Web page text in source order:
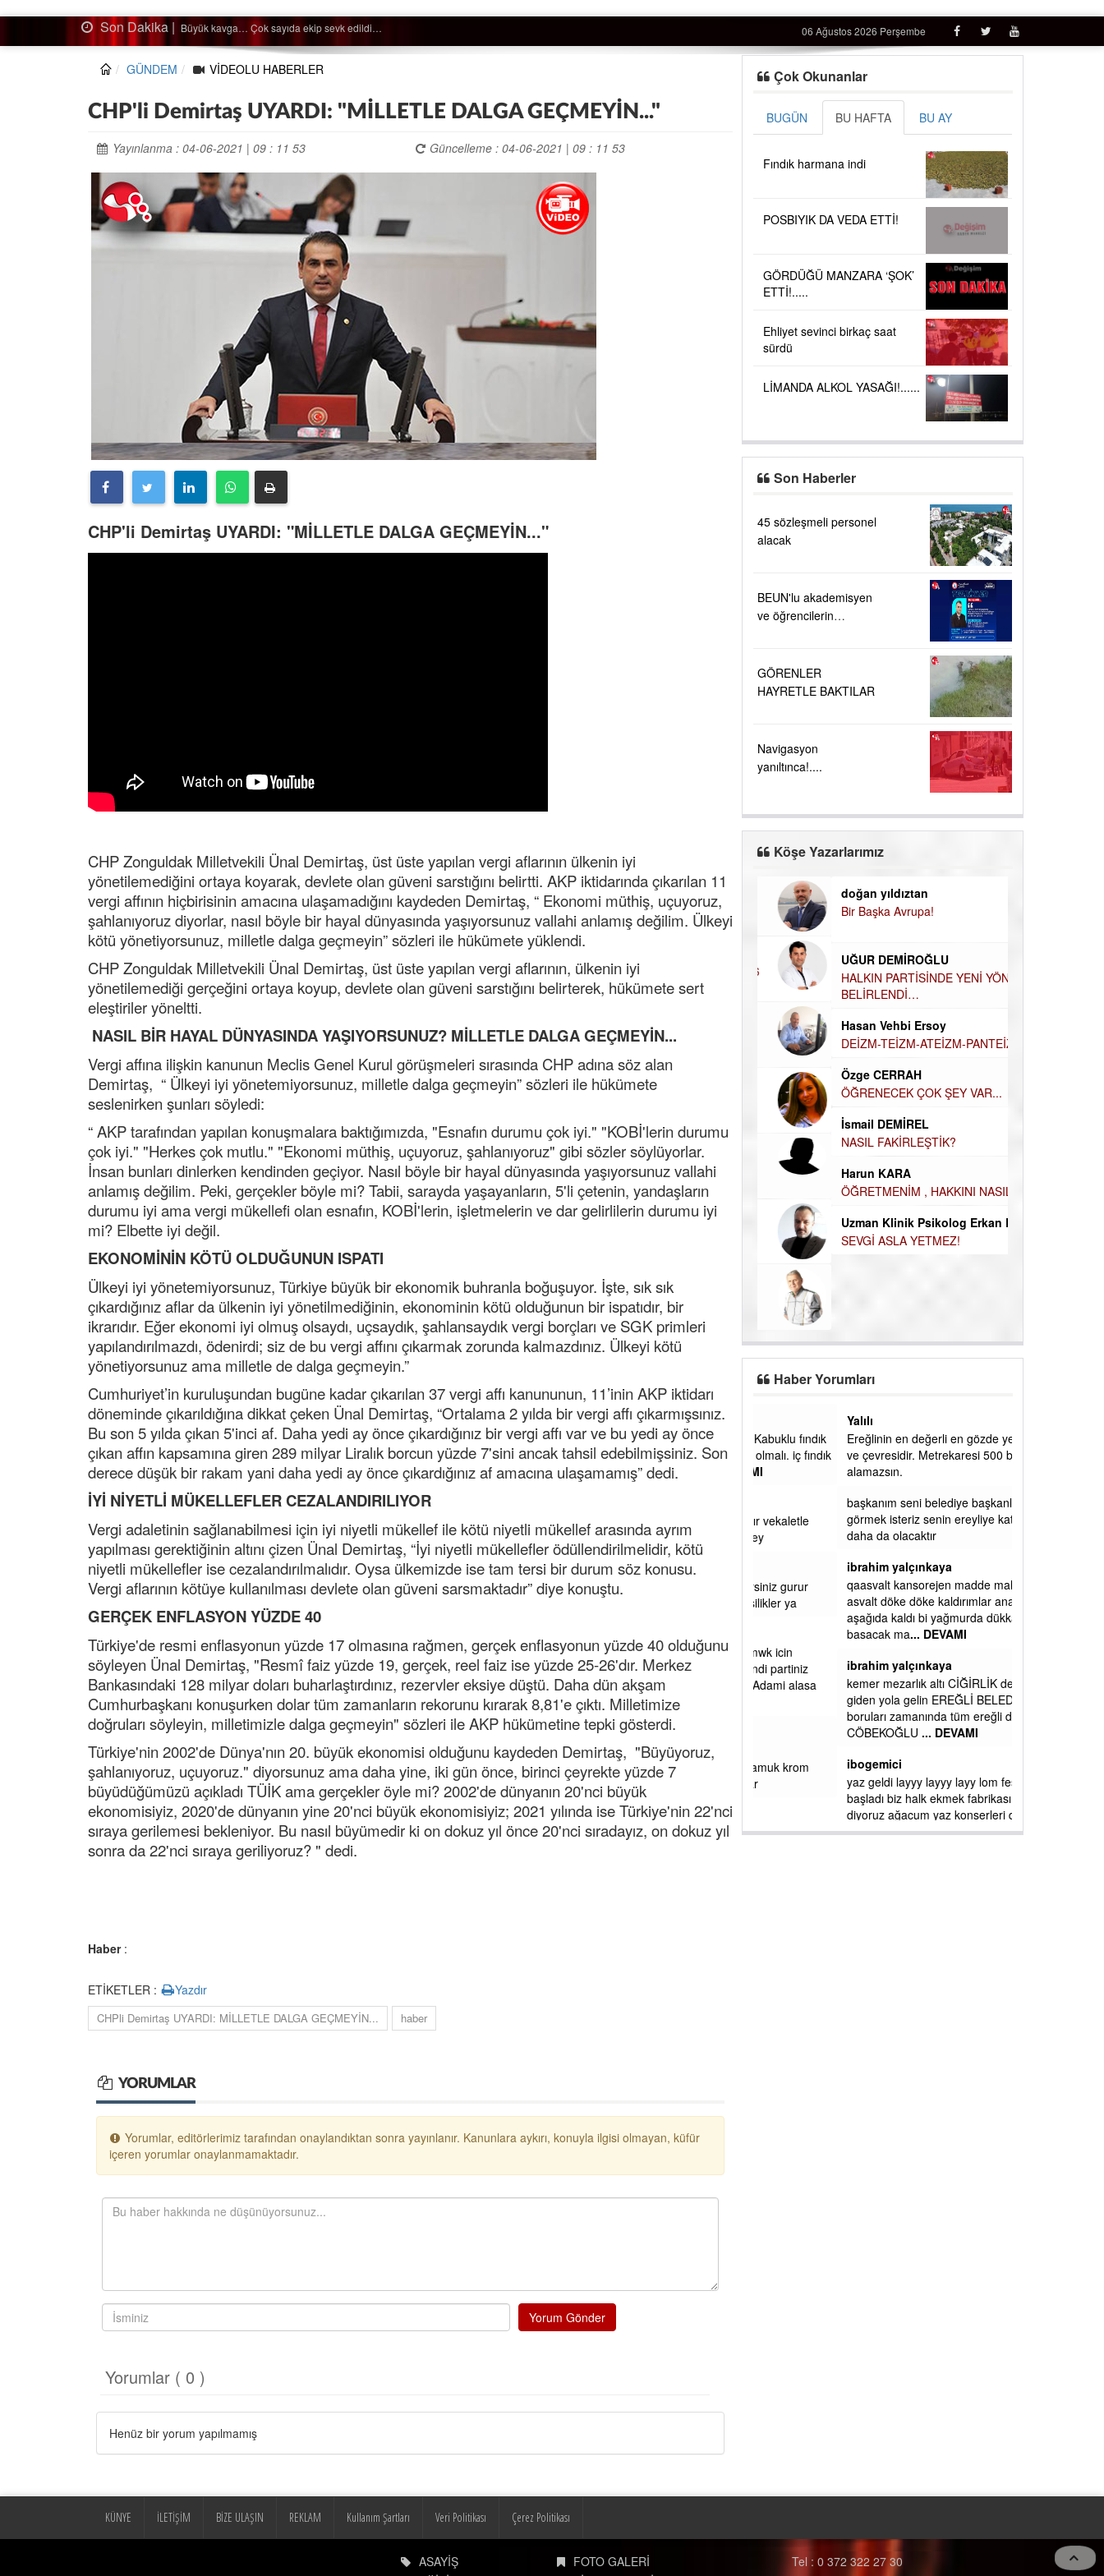
Son Dakika |Ağaçtan düştü… 06 Ağustos 2026 Perşembe
GÜNDEM VİDEOLU HABERLER
CHP'li Demirtaş UYARDI: "MİLLETLE DALGA GEÇMEYİN..."
Yayınlanma : 04-06-2021 | 09 : 11 53 Güncelleme : 04-06-2021 | 09 : 11 53
CHP'li Demirtaş UYARDI: "MİLLETLE DALGA GEÇMEYİN..."
CHP Zonguldak Milletvekili Ünal Demirtaş, üst üste yapılan vergi aflarının ülkenin iyi
yönetilemediğini ortaya koyarak, devlete olan güveni sarstığını belirtti. AKP iktidarında çıkarılan 11
vergi affının hiçbirisinin amacına ulaşamadığını kaydeden Demirtaş, “ Ekonomi müthiş, uçuyoruz,
şahlanıyoruz diyorlar, nasıl böyle bir hayal dünyasında yaşıyorsunuz vallahi anlamış değilim. Ülkeyi
kötü yönetiyorsunuz, milletle dalga geçmeyin” sözleri ile hükümete yüklendi.
CHP Zonguldak Milletvekili Ünal Demirtaş, üst üste yapılan vergi aflarının, ülkenin iyi
yönetilemediği gerçeğini ortaya koyup, devlete olan güveni sarstığını belirterek, hükümete sert
eleştiriler yöneltti.
NASIL BİR HAYAL DÜNYASINDA YAŞIYORSUNUZ? MİLLETLE DALGA GEÇMEYİN...
Vergi affına ilişkin kanunun Meclis Genel Kurul görüşmeleri sırasında CHP adına söz alan
Demirtaş, “ Ülkeyi iyi yönetemiyorsunuz, milletle dalga geçmeyin” sözleri ile hükümete
seslenirken şunları söyledi:
“ AKP tarafından yapılan konuşmalara baktığımızda, "Esnafın durumu çok iyi." "KOBİ'lerin durumu
çok iyi." "Herkes çok mutlu." "Ekonomi müthiş, uçuyoruz, şahlanıyoruz" gibi sözler söylüyorlar.
İnsan bunları dinlerken kendinden geçiyor. Nasıl böyle bir hayal dünyasında yaşıyorsunuz vallahi
anlamış değilim. Peki, gerçekler böyle mi? Tabii, sarayda yaşayanların, 5'li çetenin, yandaşların
durumu iyi ama vergi mükellefi olan esnafın, KOBİ'lerin, işletmelerin ve dar gelirlilerin durumu iyi
mi? Elbette iyi değil.
EKONOMİNİN KÖTÜ OLDUĞUNUN ISPATI
Ülkeyi iyi yönetemiyorsunuz, Türkiye büyük bir ekonomik buhranla boğuşuyor. İşte, sık sık
çıkardığınız aflar da ülkenin iyi yönetilmediğinin, ekonominin kötü olduğunun bir ispatıdır, bir
ikrarıdır. Eğer ekonomi iyi olmuş olsaydı, uçsaydık, şahlansaydık vergi borçları ve SGK primleri
yapılandırılmazdı, ödenirdi; siz de bu vergi affını çıkarmak zorunda kalmazdınız. Ülkeyi kötü
yönetiyorsunuz ama milletle de dalga geçmeyin.”
Cumhuriyet’in kuruluşundan bugüne kadar çıkarılan 37 vergi affı kanununun, 11’inin AKP iktidarı
döneminde çıkarıldığına dikkat çeken Ünal Demirtaş, “Ortalama 2 yılda bir vergi affı çıkarmışsınız.
Bu son 5 yılda çıkan 5'inci af. Daha yedi ay önce çıkardığınız bir vergi affı var ve bu yedi ay önce
çıkan affın kapsamına giren 289 milyar Liralık borcun yüzde 7'sini ancak tahsil edebilmişsiniz. Son
derece düşük bir rakam yani daha yedi ay önce çıkardığınız af amacına ulaşamamış” dedi.
İYİ NİYETLİ MÜKELLEFLER CEZALANDIRILIYOR
Vergi adaletinin sağlanabilmesi için iyi niyetli mükellef ile kötü niyetli mükellef arasında ayrım
yapılması gerektiğinin altını çizen Ünal Demirtaş, “İyi niyetli mükellefler ödüllendirilmelidir, kötü
niyetli mükellefler ise cezalandırılmalıdır. Oysa ülkemizde ise tam tersi bir durum söz konusu.
Vergi aflarının kötüye kullanılması devlete olan güveni sarsmaktadır” diye konuştu.
GERÇEK ENFLASYON YÜZDE 40
Türkiye'de resmi enflasyonun yüzde 17 olmasına rağmen, gerçek enflasyonun yüzde 40 olduğunu
söyleyen Ünal Demirtaş, "Resmî faiz yüzde 19, gerçek, reel faiz ise yüzde 25-26'dır. Merkez
Bankasındaki 128 milyar doları buharlaştırdınız, rezervler eksiye düştü. Daha dün akşam
Cumhurbaşkanı konuşurken dolar tüm zamanların rekorunu kırarak 8,81'e çıktı. Milletimize
doğruları söyleyin, milletimizle dalga geçmeyin" sözleri ile AKP hükümetine tepki gösterdi.
Türkiye'nin 2002'de Dünya'nın 20. büyük ekonomisi olduğunu kaydeden Demirtaş, "Büyüyoruz,
şahlanıyoruz, uçuyoruz." diyorsunuz ama daha yine, iki gün önce, birinci çeyrekte yüzde 7
büyüdüğümüzü açıkladı TÜİK ama gerçekler öyle mi? 2002'de dünyanın 20'nci büyük
ekonomisiyiz, 2020'de dünyanın yine 20'nci büyük ekonomisiyiz; 2021 yılında ise Türkiye'nin 22'nci
sıraya gerilemesi bekleniyor. Bu nasıl büyümedir ki on dokuz yıl önce 20'nci sıradayız, on dokuz yıl
sonra da 22'nci sıraya geriliyoruz? " dedi.
Haber:
ETİKETLER : Yazdır
CHPli Demirtaş UYARDI: MİLLETLE DALGA GEÇMEYİN... haber
YORUMLAR
Yorumlar, editörlerimiz tarafından onaylandıktan sonra yayınlanır. Kanunlara aykırı, konuyla ilgisi olmayan, küfür
içeren yorumlar onaylanmamaktadır.
Yorum Gönder
Yorumlar ( 0 )
Henüz bir yorum yapılmamış
Çok Okunanlar
BUGÜN BU HAFTA BU AY
Fındık harmana indi
POSBIYIK DA VEDA ETTİ!
GÖRDÜĞÜ MANZARA ‘ŞOK’
ETTİ!.....
Ehliyet sevinci birkaç saat
sürdü
LİMANDA ALKOL YASAĞI!......
Son Haberler
45 sözleşmeli personel
alacak
BEUN'lu akademisyen
ve öğrencilerin
GÖRENLER
HAYRETLE BAKTILAR
Navigasyon
yanıltınca!....
Köşe Yazarlarımız
Semih ÇOLAK
SEÇMEN NE DEDİ?
Op. Dr. Erol GÜNEN
Kemiklerinizi Sessizce Çürüten 6
Alışkanlık
“Aman doktor, yaman doktor.
Merve KIRAN
Konuk Yazar
Temiz enerji ve gelecek
mücadelesi
Uğuralp CİVELEK
Özkan Doğan
YEREL RADYO VE REKLAM
doğan yıldıztan
Bir Başka Avrupa!
UĞUR DEMİROĞLU
HALKIN PARTİSİNDE YENİ
YÖNETİM BELİRLENDİ…
Hasan Vehbi Ersoy
DEİZM-TEİZM-ATEİZM-PANTEİZM’E BAKIŞ
Özge CERRAH
ÖĞRENECEK ÇOK ŞEY VAR...
İsmail DEMİREL
NASIL FAKİRLEŞTİK?
Harun KARA
ÖĞRETMENİM , HAKKINI NASIL ÖDERİM !
Uzman Klinik Psikolog Erkan EZERÇE
SEVGİ ASLA YETMEZ!
Haber Yorumları
Mustafa Ozturk
İç fındığın fiyatı bu gün 1600 TL Kabuklu fındık
bu fiyatın dörtte biri yani 400 TL olmalı. iç fındık
dört katına satılıyor. iç f... DEVAMI
POSBIYIK nerelerde ya kaç aydır vekaletle
belediye yönetilirmi hayretdebişey
Kadir inanc
Ekmek yediğiniz yere veda edersiniz gurur
tablosu yaparsınız değişik bu kişilikler ya
Valla tren kactj gitti.Uysali devirmwk icin
elinizden ne geliyosa Chp ile kendi partiniz
aleyhine calistiniz.Becerdinizde Adami alasa
ettiniz.Sonuc... DEVAMI
Ali
1950 türkiye
ihracati,tütün,kuruüzüm,findik,pamuk krom
mdeni,kafa basi senede 14 dolar
Ereğlinin en değerli en gözde yeri yalı caddesi
ve çevresidir. Metrekaresi 500 bin liraya
başkanım seni belediye başkanlığında da
görmek isteriz senin ereyliye katkın çok oldu
daha da olacaktır
ibrahim yalçınkaya
qaasvalt kansorejen madde mahalle aralarında
asvalt döke döke kaldırımlar ana yoldan
aşağıda kaldı bi yağmurda dükkanları su
... DEVAMI
ibrahim yalçınkaya
kemer mezarlık altı CİĞİRLİK deniz kenarına
giden yola gelin EREĞLİ BELEDİYESİ o
boruları zamanında tüm ereğli de RUHİ
... DEVAMI
ibogemici
yaz geldi layyy layyy layy lom festivalleri
başladı biz halk ekmek fabrikası kent lokantası
diyoruz ağacum yaz konserleri diyor
KÜNYE İLETİŞİM BİZE ULAŞIN REKLAM Kullanım Şartları Veri Politikası Çerez Politikası
ASAYİŞ
FOTO GALERİ
Tel : 0 372 322 27 30